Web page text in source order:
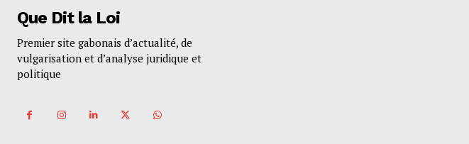
Que Dit la Loi
Premier site gabonais d’actualité, de
vulgarisation et d’analyse juridique et
politique